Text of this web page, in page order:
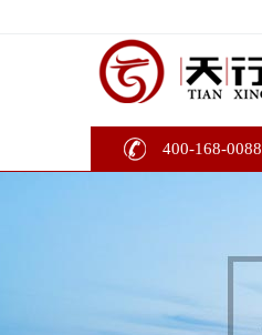
400-168-0088